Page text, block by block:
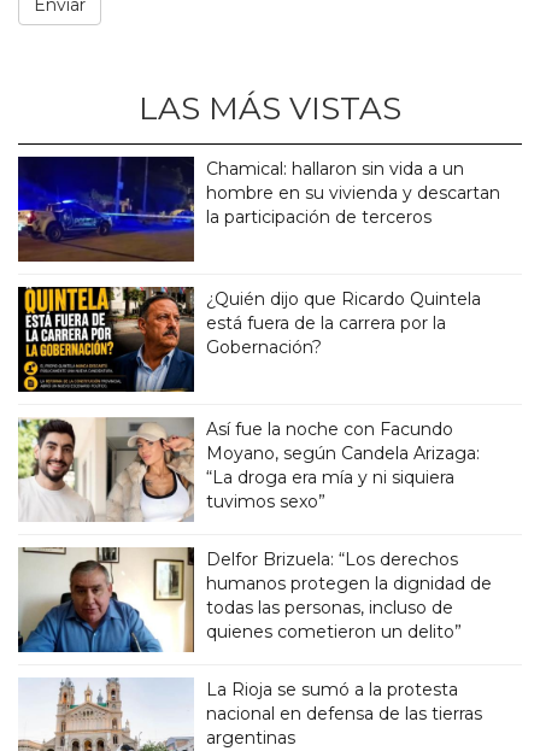
LAS MÁS VISTAS
Chamical: hallaron sin vida a un
hombre en su vivienda y descartan
la participación de terceros
¿Quién dijo que Ricardo Quintela
está fuera de la carrera por la
Gobernación?
Así fue la noche con Facundo
Moyano, según Candela Arizaga:
“La droga era mía y ni siquiera
tuvimos sexo”
Delfor Brizuela: “Los derechos
humanos protegen la dignidad de
todas las personas, incluso de
quienes cometieron un delito”
La Rioja se sumó a la protesta
nacional en defensa de las tierras
argentinas